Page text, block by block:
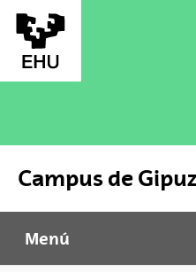
Saltar al contenido principal
Campus de
Campus de Gipuzkoa
Menú